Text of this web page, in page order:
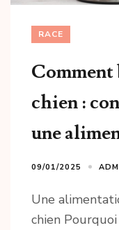
RACE
chien :
une
09/01/2025
Une
chien